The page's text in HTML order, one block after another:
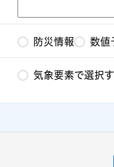
防災情報 数値
気象要素で選択